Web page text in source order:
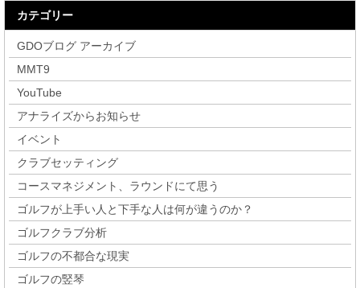
カテゴリー
GDOブログ アーカイブ
MMT9
YouTube
アナライズからお知らせ
イベント
クラブセッティング
コースマネジメント、ラウンドにて思う
ゴルフが上手い人と下手な人は何が違うのか？
ゴルフクラブ分析
ゴルフの不都合な現実
ゴルフの竪琴